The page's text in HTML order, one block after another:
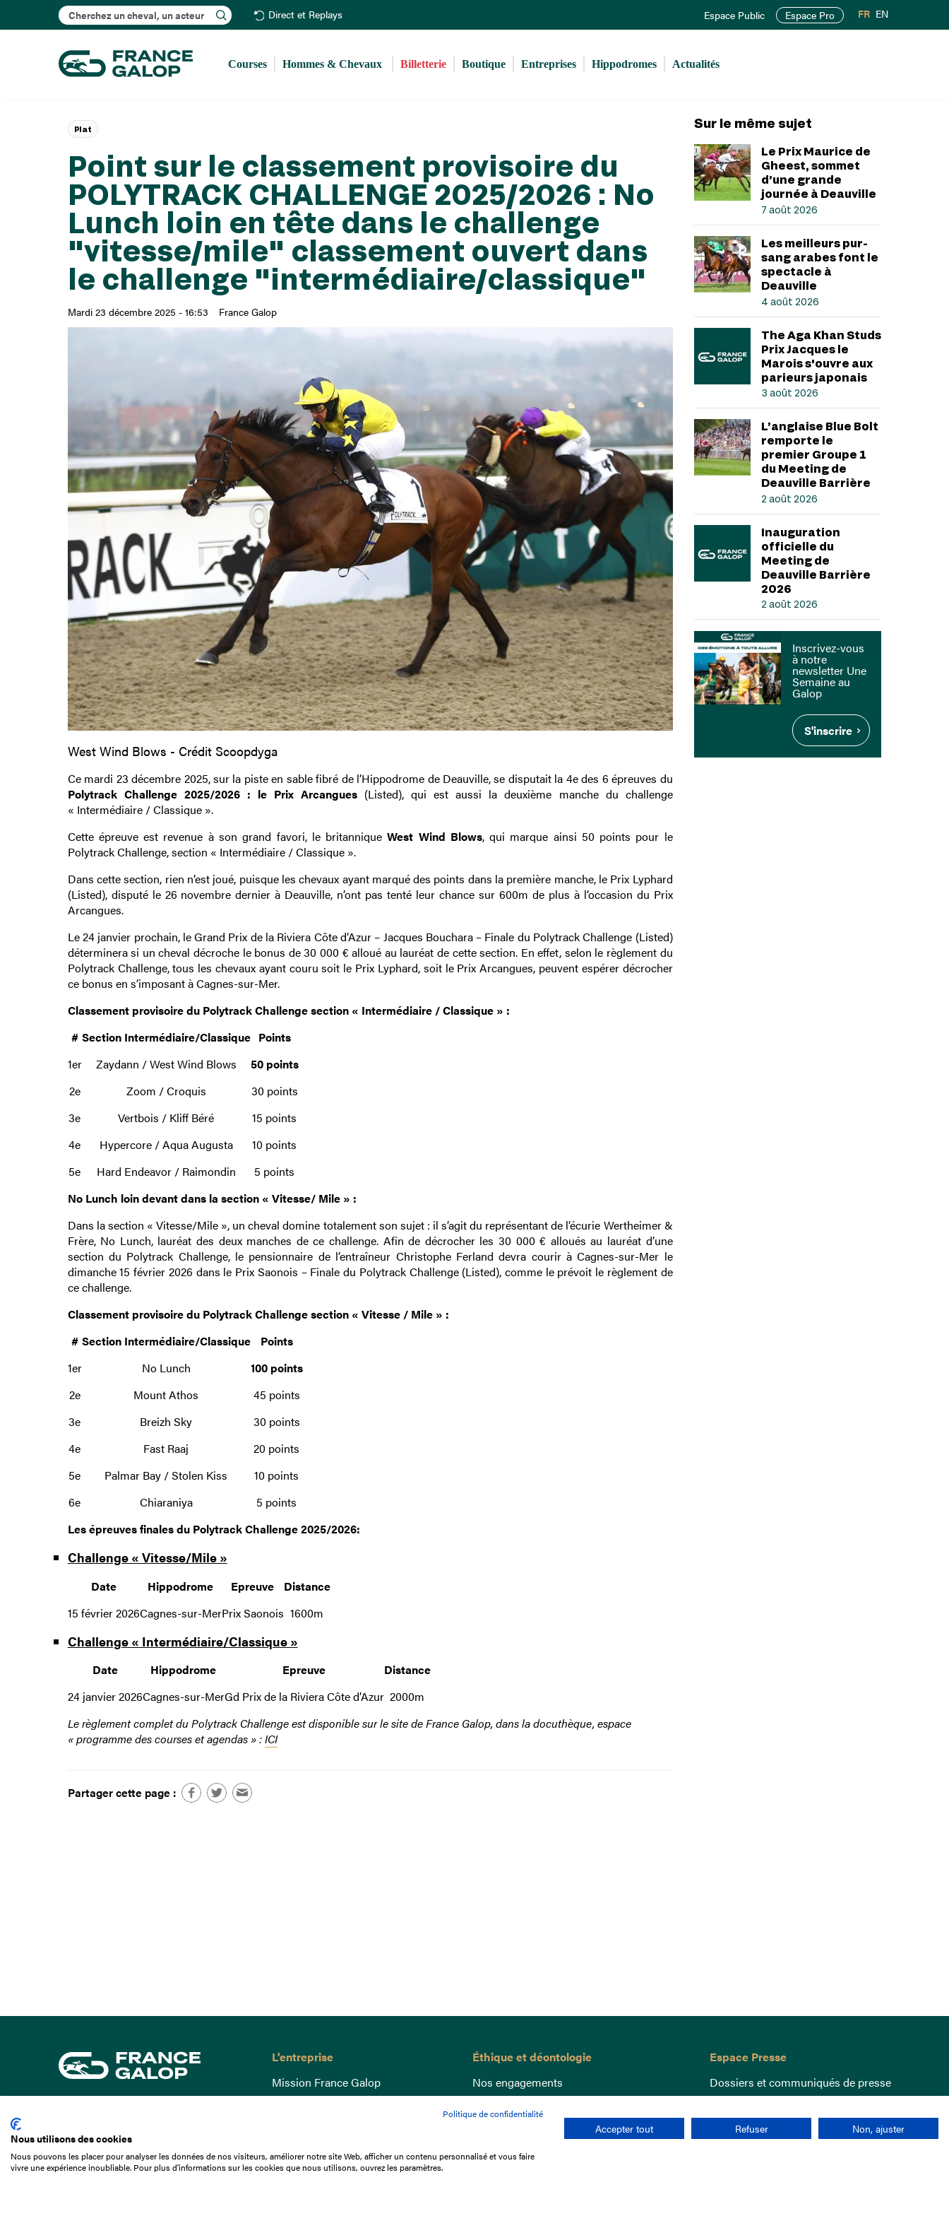
au
principal
Rechercher Direct et Replays Espace Public Espace Pro FR EN
Courses Hommes & Chevaux Billetterie Boutique Entreprises Hippodromes Actualités
Point sur le classement provisoire du
POLYTRACK CHALLENGE 2025/2026 : No
Lunch loin en tête dans le challenge
"vitesse/mile" classement ouvert dans
le challenge "intermédiaire/classique"
Mardi 23 décembre 2025 - 16:53 France Galop
Plat
West Wind Blows - Crédit Scoopdyga
Ce mardi 23 décembre 2025, sur la piste en sable fibré de l’Hippodrome de Deauville, se disputait la 4e des 6 épreuves du
Polytrack Challenge 2025/2026 : le Prix Arcangues (Listed), qui est aussi la deuxième manche du challenge
« Intermédiaire / Classique ».
Cette épreuve est revenue à son grand favori, le britanniqueWest Wind Blows, qui marque ainsi 50 points pour le
Polytrack Challenge, section « Intermédiaire / Classique ».
Dans cette section, rien n’est joué, puisque les chevaux ayant marqué des points dans la première manche, le Prix Lyphard
(Listed), disputé le 26 novembre dernier à Deauville, n’ont pas tenté leur chance sur 600m de plus à l’occasion du Prix
Arcangues.
Le 24 janvier prochain, le Grand Prix de la Riviera Côte d’Azur – Jacques Bouchara – Finale du Polytrack Challenge (Listed)
déterminera si un cheval décroche le bonus de 30 000 € alloué au lauréat de cette section. En effet, selon le règlement du
Polytrack Challenge, tous les chevaux ayant couru soit le Prix Lyphard, soit le Prix Arcangues, peuvent espérer décrocher
ce bonus en s’imposant à Cagnes-sur-Mer.
Classement provisoire du Polytrack Challenge section « Intermédiaire / Classique » :
# Section Intermédiaire/Classique Points
1er
Zaydann / West Wind Blows
50 points
2e
Zoom / Croquis
30 points
3e
Vertbois / Kliff Béré
15 points
4e
Hypercore / Aqua Augusta
10 points
5e
Hard Endeavor / Raimondin
5 points
No Lunch loin devant dans la section « Vitesse/ Mile » :
Dans la section « Vitesse/Mile », un cheval domine totalement son sujet : il s’agit du représentant de l’écurie Wertheimer &
Frère, No Lunch, lauréat des deux manches de ce challenge. Afin de décrocher les 30 000 € alloués au lauréat d’une
section du Polytrack Challenge, le pensionnaire de l’entraîneur Christophe Ferland devra courir à Cagnes-sur-Mer le
dimanche 15 février 2026 dans le Prix Saonois – Finale du Polytrack Challenge (Listed), comme le prévoit le règlement de
ce challenge.
Classement provisoire du Polytrack Challenge section « Vitesse / Mile » :
# Section Intermédiaire/Classique
Points
1er
No Lunch
100 points
2e
Mount Athos
45 points
3e
Breizh Sky
30 points
4e
Fast Raaj
20 points
5e
Palmar Bay / Stolen Kiss
10 points
6e
Chiaraniya
5 points
Les épreuves finales du Polytrack Challenge 2025/2026:
Challenge « Vitesse/Mile »
Date Hippodrome Epreuve
Distance
15 février 2026Cagnes-sur-MerPrix Saonois 1600m
Challenge « Intermédiaire/Classique »
Date Hippodrome Epreuve
Distance
24 janvier 2026Cagnes-sur-MerGd Prix de la Riviera Côte d’Azur 2000m
Le règlement complet du Polytrack Challenge est disponible sur le site de France Galop, dans la docuthèque, espace
« programme des courses et agendas » :ICI
Partager cette page :
Sur le même sujet
Le Prix Maurice de
Gheest, sommet
d’une grande
journée à Deauville
7 août 2026
Les meilleurs pur-
sang arabes font le
spectacle à
Deauville
4 août 2026
The Aga Khan Studs
Prix Jacques le
Marois s'ouvre aux
parieurs japonais
3 août 2026
L’anglaise Blue Bolt
remporte le
premier Groupe 1
du Meeting de
Deauville Barrière
2 août 2026
Inauguration
officielle du
Meeting de
Deauville Barrière
2026
2 août 2026
Inscrivez-vous
à notre
newsletter Une
Semaine au
Galop
S'inscrire
01 49 10 20 29
L'entreprise
Mission France Galop
Gouvernance
Comprendre les courses
Docuthèque
Éthique et déontologie
Nos engagements
Lutte anti-dopage
Bien être equin
Index Egalité Femmes-Hommes
Jeu responsable
Espace Presse
Dossiers et communiqués de presse
Politique de confidentialité
Nous utilisons des cookies
Nous pouvons les placer pour analyser les données de nos visiteurs, améliorer notre site Web, afficher un contenu personnalisé et vous faire
vivre une expérience inoubliable. Pour plus d'informations sur les cookies que nous utilisons, ouvrez les paramètres.
Accepter tout Refuser Non, ajuster